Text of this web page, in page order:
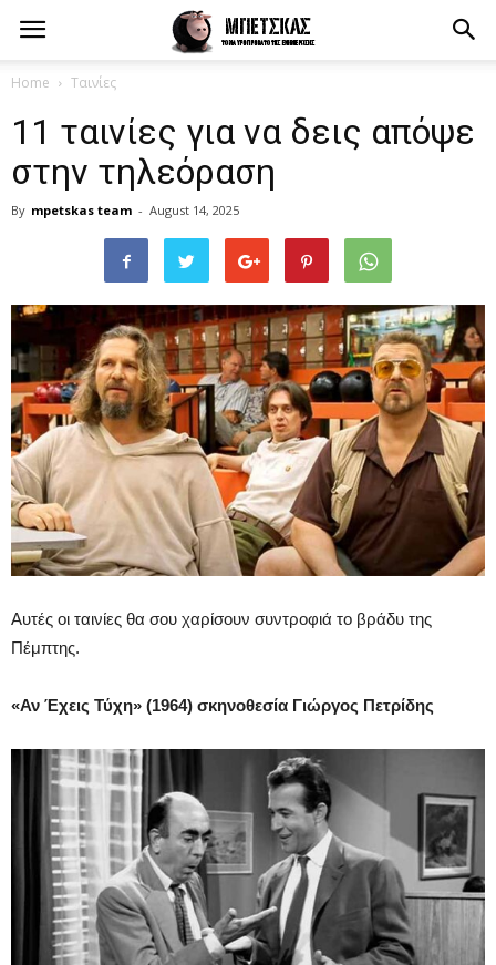
Home Ταινίες
11 ταινίες για να δεις απόψε
στην τηλεόραση
By mpetskas team - August 14, 2025
Αυτές οι ταινίες θα σου χαρίσουν συντροφιά το βράδυ της
Πέμπτης.
«Αν Έχεις Τύχη» (1964) σκηνοθεσία Γιώργος Πετρίδης